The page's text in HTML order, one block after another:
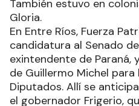
También estuvo en
Gloria.
En Entre Ríos, Fuerza
candidatura al Senado
exintendente de Paraná,
de Guillermo Michel para
Diputados. Allí se
el gobernador Frigerio,